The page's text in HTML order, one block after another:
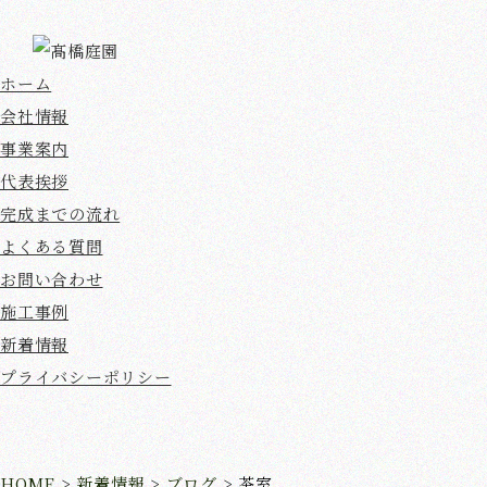
ホーム
会社情報
事業案内
代表挨拶
完成までの流れ
よくある質問
お問い合わせ
施工事例
新着情報
プライバシーポリシー